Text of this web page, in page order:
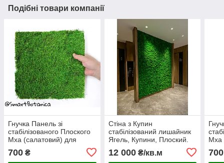
Подібні товари компанії
Гнучка Панель зі
стабілізованого Плоского
Мха (салатовий) для
700 ₴
Стіна з Купин
стабілізований лишайник
Ягель, Купини, Плоский.
Панелі з моху. Фітомодулі.
12 000₴/кв.м
Мха
700